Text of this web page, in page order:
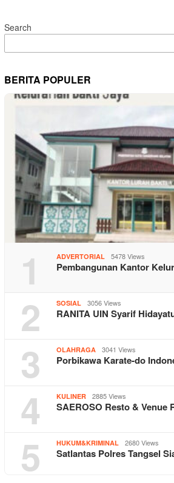
Search
BERITA POPULER
1 ADVERTORIAL 5478 Views
Pembangunan Kantor
2 SOSIAL 3056 Views
RANITA UIN Syarif
3 OLAHRAGA 3041 Views
Porbikawa Karate-do
4 KULINER 2885 Views
SAEROSO Resto & Venue
5 HUKUM&KRIMINAL 2680 Views
Satlantas Polres Tangsel